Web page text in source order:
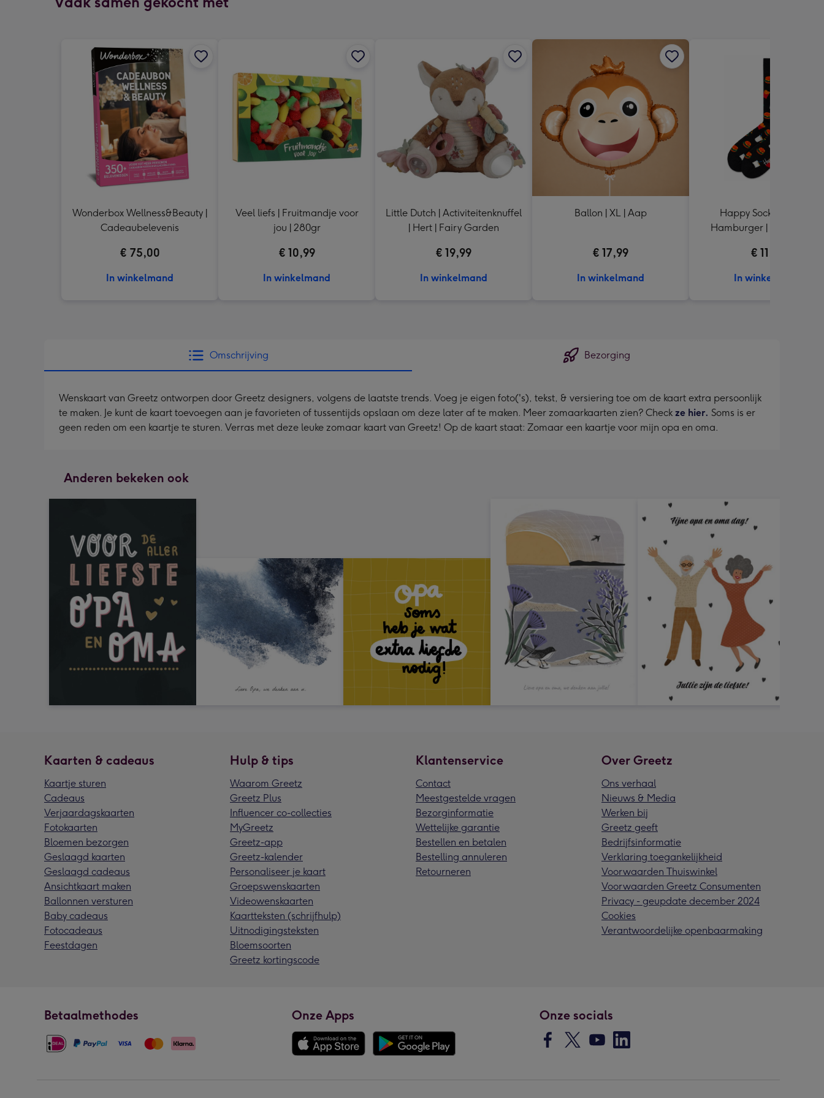
mm
Wonderbox Wellness&Beauty |
Cadeaubelevenis
€ 75,00
In winkelmand
Veel liefs | Fruitmandje voor
jou | 280gr
€ 10,99
In winkelmand
Little Dutch | Activiteitenknuffel
| Hert | Fairy Garden
€ 19,99
In winkelmand
Ballon | XL | Aap
€ 17,99
In winkelmand
Happy Socks | 1 paar |
Hamburger | maat 41 -
€ 11,99
In winkelmand
Omschrijving Bezorging
Wenskaart van Greetz ontworpen door Greetz designers, volgens de laatste trends. Voeg je eigen foto('s), tekst, & versiering toe om de kaart extra persoonlijk
te maken. Je kunt de kaart toevoegen aan je favorieten of tussentijds opslaan om deze later af te maken. Meer zomaarkaarten zien? Check ze hier. Soms is er
geen reden om een kaartje te sturen. Verras met deze leuke zomaar kaart van Greetz! Op de kaart staat: Zomaar een kaartje voor mijn opa en oma.
Anderen bekeken ook
Kaarten & cadeaus
Kaartje sturen
Cadeaus
Verjaardagskaarten
Fotokaarten
Bloemen bezorgen
Geslaagd kaarten
Geslaagd cadeaus
Ansichtkaart maken
Ballonnen versturen
Baby cadeaus
Fotocadeaus
Feestdagen
Hulp & tips
Waarom Greetz
Greetz Plus
Influencer co-collecties
MyGreetz
Greetz-app
Greetz-kalender
Personaliseer je kaart
Groepswenskaarten
Videowenskaarten
Kaartteksten (schrijfhulp)
Uitnodigingsteksten
Bloemsoorten
Greetz kortingscode
Klantenservice
Contact
Meestgestelde vragen
Bezorginformatie
Wettelijke garantie
Bestellen en betalen
Bestelling annuleren
Retourneren
Over Greetz
Ons verhaal
Nieuws & Media
Werken bij
Greetz geeft
Bedrijfsinformatie
Verklaring toegankelijkheid
Voorwaarden Thuiswinkel
Voorwaarden Greetz Consumenten
Privacy - geupdate december 2024
Cookies
Verantwoordelijke openbaarmaking
Betaalmethodes Onze Apps Onze socials